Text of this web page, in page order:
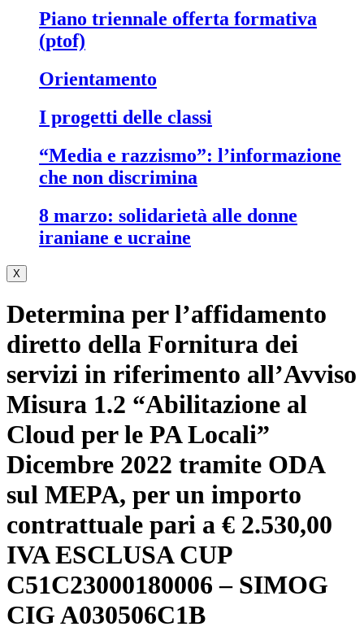
piano triennale offerta formativa
(ptof)
orientamento
i progetti delle classi
“media e razzismo”: l’informazione
che non discrimina
8 marzo: solidarietà alle donne
iraniane e ucraine
X
Determina per l’affidamento
diretto della Fornitura dei
servizi in riferimento all’Avviso
Misura 1.2 “Abilitazione al
Cloud per le PA Locali”
Dicembre 2022 tramite ODA
sul MEPA, per un importo
contrattuale pari a € 2.530,00
IVA ESCLUSA CUP
C51C23000180006 – SIMOG
CIG A030506C1B